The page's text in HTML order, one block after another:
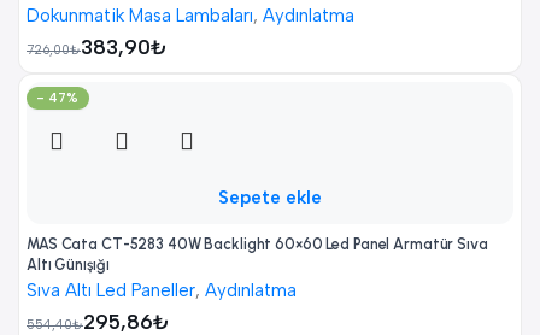
Dokunmatik Masa Lambaları, Aydınlatma
726,00₺383,90₺
- 47%
Sepete ekle
MAS Cata CT-5283 40W Backlight 60×60 Led Panel Armatür Sıva
Altı Günışığı
Sıva Altı Led Paneller, Aydınlatma
554,40₺295,86₺